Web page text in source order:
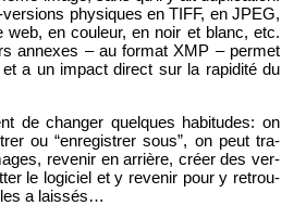
phy­siques en TIFF, en JPEG,
web, en cou­leur, en noir et blanc, etc.
an­nexes – au for­mat XMP – per­met
a un im­pact di­rect sur la ra­pi­dité du
de chan­ger quelques ha­bi­tudes: on
ou “en­re­gis­trer sous”, on peut tra­
re­ve­nir en ar­rière, créer des ver­
le lo­gi­ciel et y re­ve­nir pour y re­trou­
les a lais­sés…